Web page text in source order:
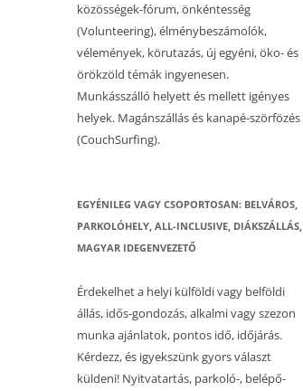
közösségek-fórum, önkéntesség
(Volunteering), élménybeszámolók,
vélemények, körutazás, új egyéni, öko- és
örökzöld témák ingyenesen.
Munkásszálló helyett és mellett igényes
helyek. Magánszállás és kanapé-szörfözés
(CouchSurfing).
EGYÉNILEG VAGY CSOPORTOSAN: BELVÁROS,
PARKOLÓHELY, ALL-INCLUSIVE, DIÁKSZÁLLÁS,
MAGYAR IDEGENVEZETŐ
Érdekelhet a helyi külföldi vagy belföldi
állás, idős-gondozás, alkalmi vagy szezon
munka ajánlatok, pontos idő, időjárás.
Kérdezz, és igyekszünk gyors választ
küldeni! Nyitvatartás, parkoló-, belépő-